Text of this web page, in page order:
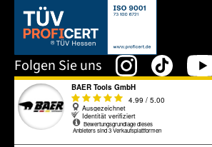
Dieser Link öffnet sich in einem neuen Tab.
Folgen Sie uns